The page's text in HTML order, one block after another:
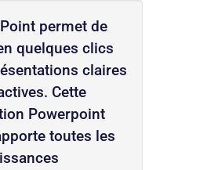
permet de
quelques clics
claires
Cette
Powerpoint
toutes les